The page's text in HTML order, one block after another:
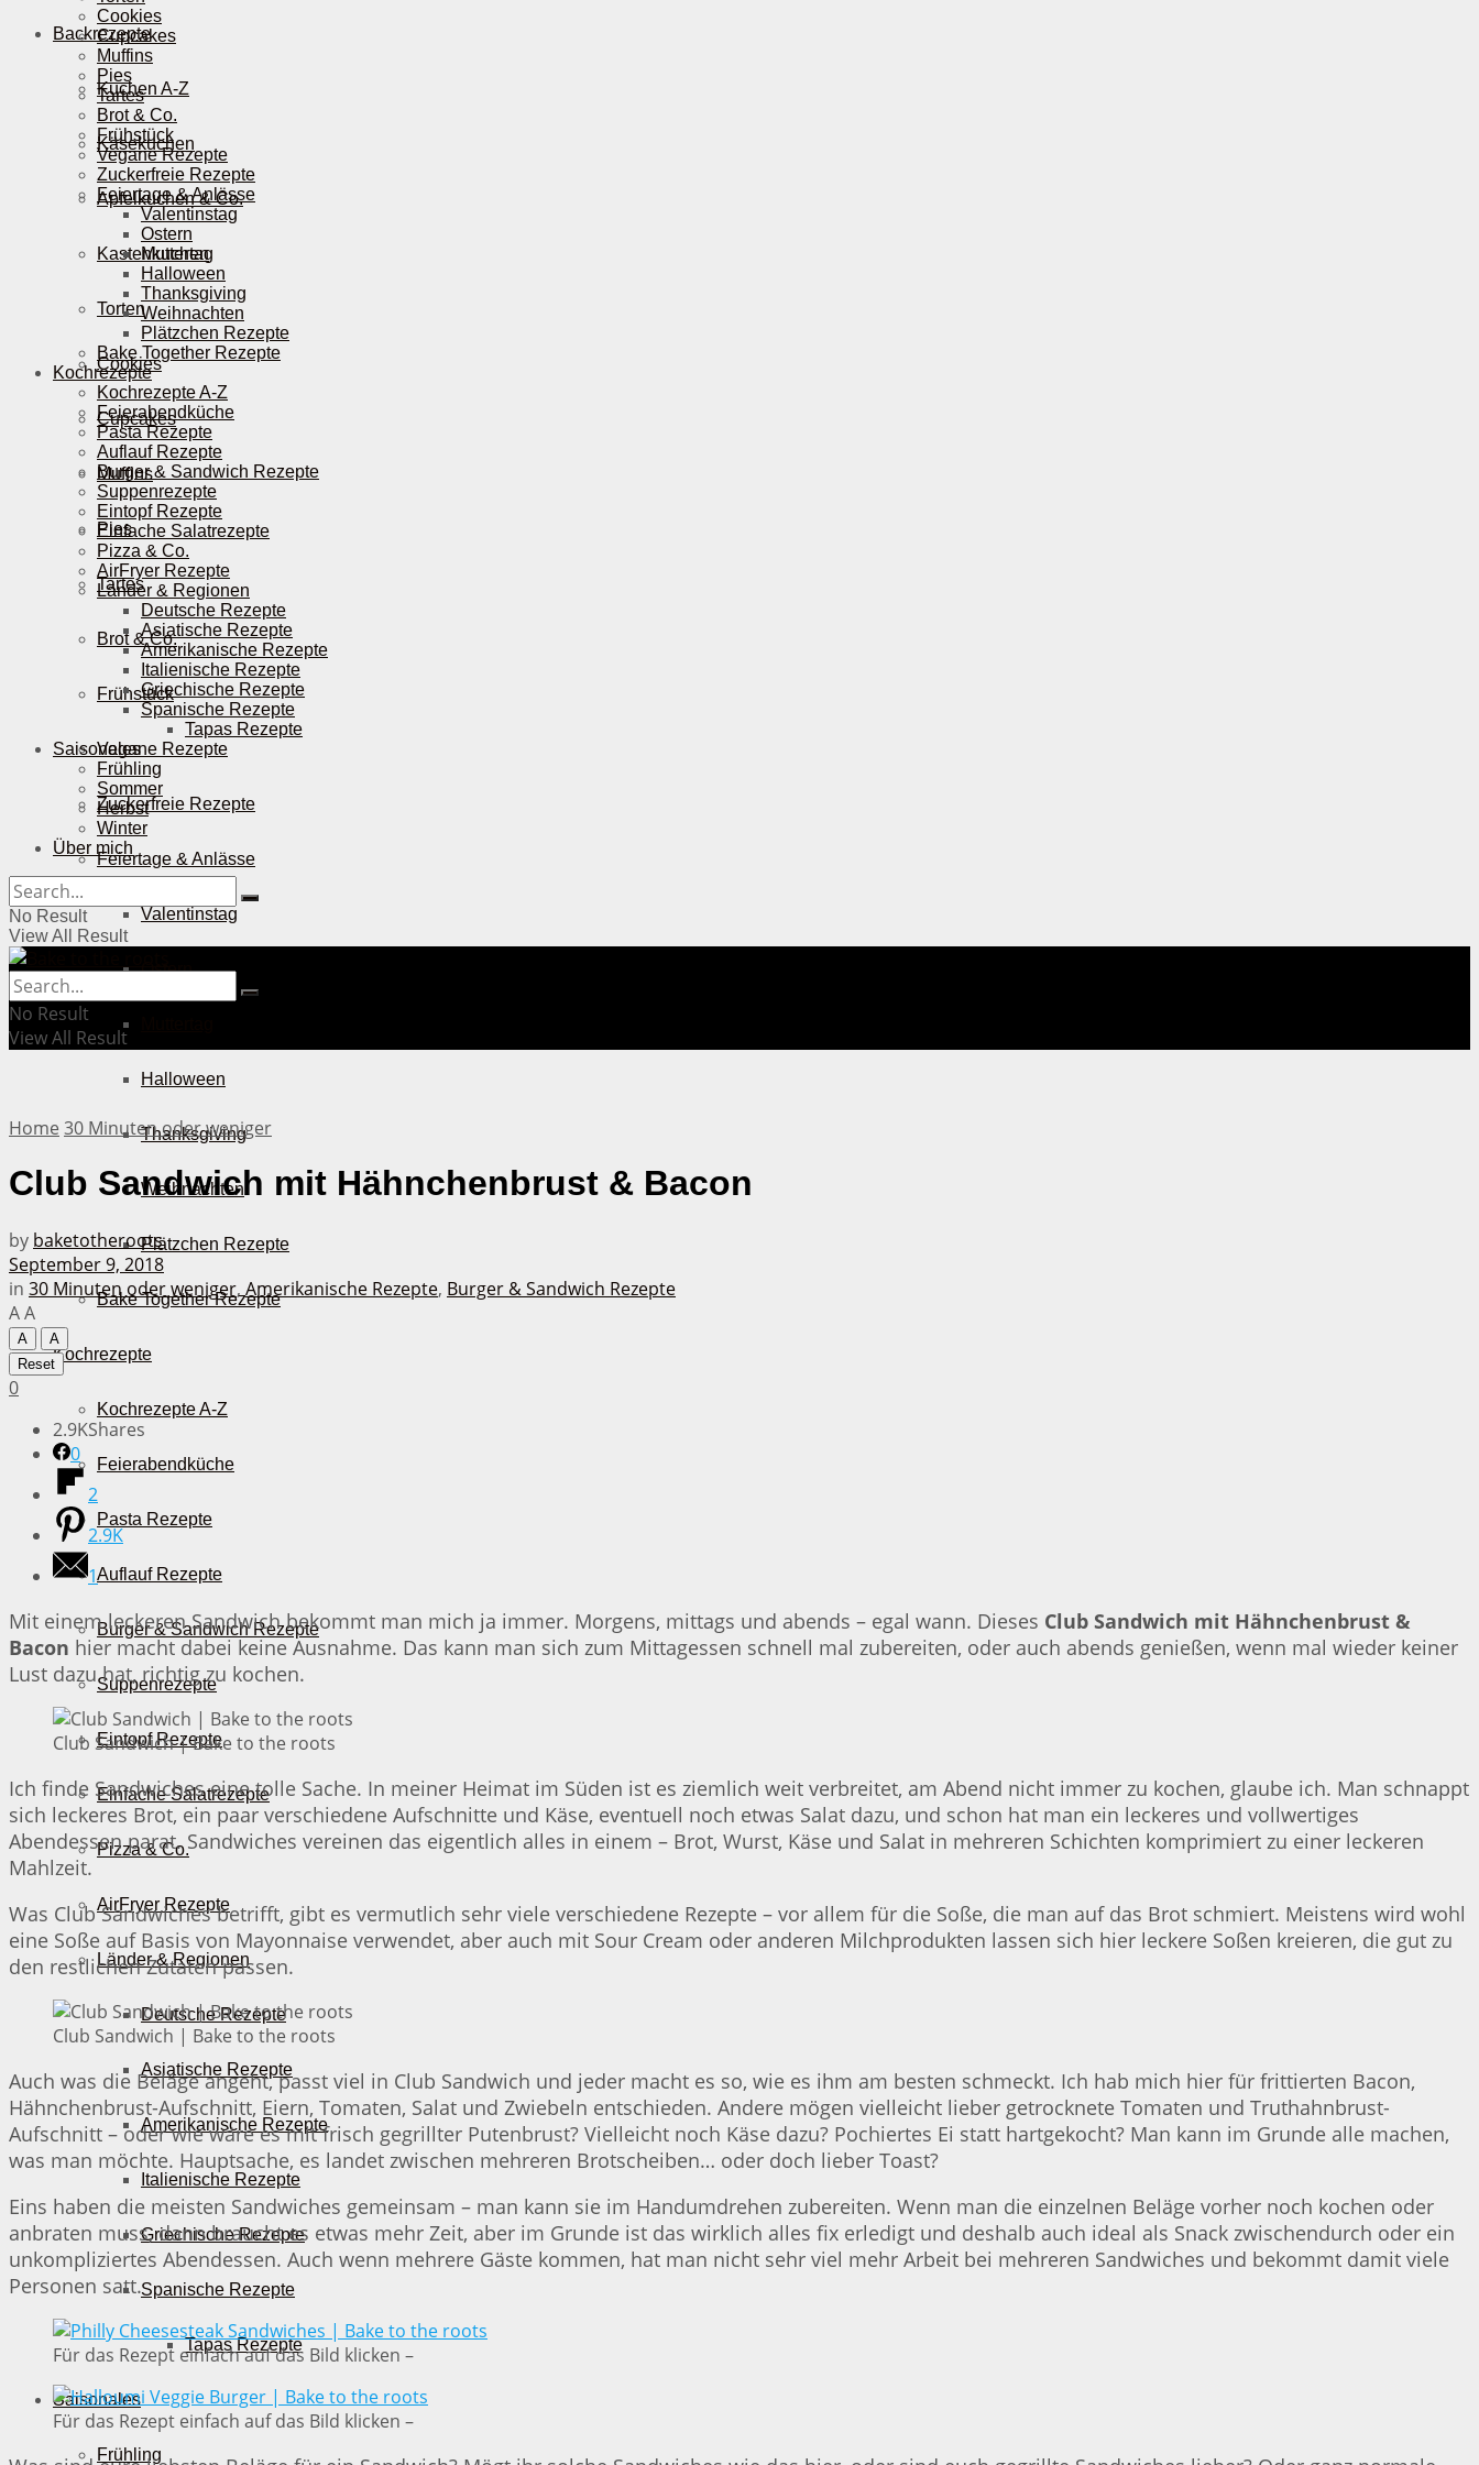
Backrezepte
Kuchen A-Z
Käsekuchen
Apfelkuchen & Co.
Kastenkuchen
Torten
Cookies
Cupcakes
Muffins
Pies
Tartes
Brot & Co.
Frühstück
Vegane Rezepte
Zuckerfreie Rezepte
Feiertage & Anlässe
Valentinstag
Ostern
Halloween
Thanksgiving
Weihnachten
Plätzchen Rezepte
Bake Together Rezepte
Kochrezepte
Kochrezepte A-Z
Feierabendküche
Pasta Rezepte
Auflauf Rezepte
Burger & Sandwich Rezepte
Suppenrezepte
Eintopf Rezepte
Einfache Salatrezepte
Pizza & Co.
AirFryer Rezepte
Länder & Regionen
Deutsche Rezepte
Asiatische Rezepte
Amerikanische Rezepte
Italienische Rezepte
Griechische Rezepte
Spanische Rezepte
Tapas Rezepte
Saisonales
Frühling
Cookies
Cupcakes
Muffins
Pies
Tartes
Brot & Co.
Frühstück
Vegane Rezepte
Zuckerfreie Rezepte
Feiertage & Anlässe
Valentinstag
Ostern
Muttertag
Halloween
Thanksgiving
Weihnachten
Plätzchen Rezepte
Bake Together Rezepte
Kochrezepte
Kochrezepte A-Z
Feierabendküche
Pasta Rezepte
Auflauf Rezepte
Burger & Sandwich Rezepte
Suppenrezepte
Eintopf Rezepte
Einfache Salatrezepte
Pizza & Co.
AirFryer Rezepte
Länder & Regionen
Deutsche Rezepte
Asiatische Rezepte
Amerikanische Rezepte
Italienische Rezepte
Griechische Rezepte
Spanische Rezepte
Tapas Rezepte
Saisonales
Frühling
Sommer
Herbst
Winter
Über mich
No Result
View All Result
No Result
View All Result
Home 30 Minuten oder weniger
Club Sandwich mit Hähnchenbrust & Bacon
by baketotheroots
September 9, 2018
in 30 Minuten oder weniger, Amerikanische Rezepte, Burger & Sandwich Rezepte
AA
A
A
Reset
0
2.9KShares
0
2
2.9K
1
Mit einem leckeren Sandwich bekommt man mich ja immer. Morgens, mittags und abends – egal wann. Dieses Club Sandwich mit Hähnchenbrust &
Bacon hier macht dabei keine Ausnahme. Das kann man sich zum Mittagessen schnell mal zubereiten, oder auch abends genießen, wenn mal wieder keiner
Lust dazu hat, richtig zu kochen.
Club Sandwich | Bake to the roots
Ich finde Sandwiches eine tolle Sache. In meiner Heimat im Süden ist es ziemlich weit verbreitet, am Abend nicht immer zu kochen, glaube ich. Man schnappt
sich leckeres Brot, ein paar verschiedene Aufschnitte und Käse, eventuell noch etwas Salat dazu, und schon hat man ein leckeres und vollwertiges
Abendessen parat. Sandwiches vereinen das eigentlich alles in einem – Brot, Wurst, Käse und Salat in mehreren Schichten komprimiert zu einer leckeren
Mahlzeit.
Was Club Sandwiches betrifft, gibt es vermutlich sehr viele verschiedene Rezepte – vor allem für die Soße, die man auf das Brot schmiert. Meistens wird wohl
eine Soße auf Basis von Mayonnaise verwendet, aber auch mit Sour Cream oder anderen Milchprodukten lassen sich hier leckere Soßen kreieren, die gut zu
den restlichen Zutaten passen.
Club Sandwich | Bake to the roots
Auch was die Beläge angeht, passt viel in Club Sandwich und jeder macht es so, wie es ihm am besten schmeckt. Ich hab mich hier für frittierten Bacon,
Hähnchenbrust-Aufschnitt, Eiern, Tomaten, Salat und Zwiebeln entschieden. Andere mögen vielleicht lieber getrocknete Tomaten und Truthahnbrust-
Aufschnitt – oder wie wäre es mit frisch gegrillter Putenbrust? Vielleicht noch Käse dazu? Pochiertes Ei statt hartgekocht? Man kann im Grunde alle machen,
was man möchte. Hauptsache, es landet zwischen mehreren Brotscheiben… oder doch lieber Toast?
Eins haben die meisten Sandwiches gemeinsam – man kann sie im Handumdrehen zubereiten. Wenn man die einzelnen Beläge vorher noch kochen oder
anbraten muss, dann braucht es etwas mehr Zeit, aber im Grunde ist das wirklich alles fix erledigt und deshalb auch ideal als Snack zwischendurch oder ein
unkompliziertes Abendessen. Auch wenn mehrere Gäste kommen, hat man nicht sehr viel mehr Arbeit bei mehreren Sandwiches und bekommt damit viele
Personen satt.
Für das Rezept einfach auf das Bild klicken –
Für das Rezept einfach auf das Bild klicken –